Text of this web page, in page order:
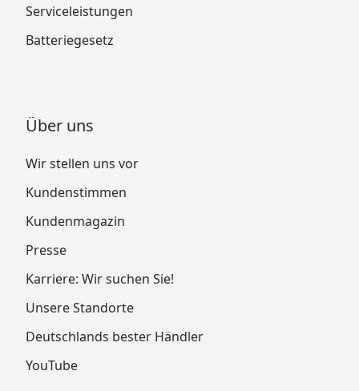
Serviceleistungen
Batteriegesetz
Über uns
Wir stellen uns vor
Kundenstimmen
Kundenmagazin
Presse
Karriere: Wir suchen Sie!
Unsere Standorte
Deutschlands bester Händler
YouTube